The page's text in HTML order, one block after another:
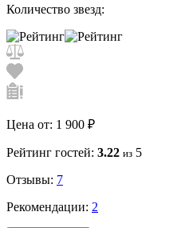
Количество звезд:
Цена от: 1 900 ₽
Рейтинг гостей: 3.22 из 5
Отзывы: 7
Рекомендации: 2